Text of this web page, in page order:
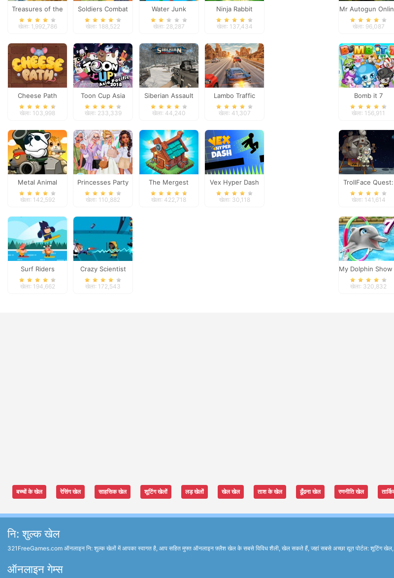
Treasures of the
Mystic Sea
खेला: 1,992,786
Soldiers Combat
खेला: 188,522
Water Junk
Warriors
खेला: 28,287
Ninja Rabbit
खेला: 137,434
Cheese Path
खेला: 103,998
Toon Cup Asia
Pacific 2018
खेला: 233,339
Siberian Assault
खेला: 44,240
Lambo Traffic
Racer
खेला: 41,307
Metal Animal
खेला: 142,592
Princesses Party
Crashers
खेला: 110,882
The Mergest
Kingdom
खेला: 422,718
Vex Hyper Dash
खेला: 30,118
Surf Riders
खेला: 194,662
Crazy Scientist
खेला: 172,543
Mr Autogun
खेला: 96,087
Bomb it 7
खेला: 156,911
TrollFace Quest:
USA 1
खेला: 141,614
My Dolphin Show
खेला: 320,832
बच्चों के खेल रेसिंग खेल साहसिक खेल शूटिंग खेलों लड़ खेलों खेल खेल ताश के खेल ढूँढना खेल रणनीति खेल
नि: शुल्क खेल
321FreeGames.com ऑनलाइन नि: शुल्क खेलों में आपका स्वागत है, आप सहित मुफ्त ऑनलाइन फ़्लैश खेल के सबसे विविध शैली, खेल सकते हैं, जहां सबसे अच्छा द्यूत पोर्टल: शूटिंग
ऑनलाइन गेम्स